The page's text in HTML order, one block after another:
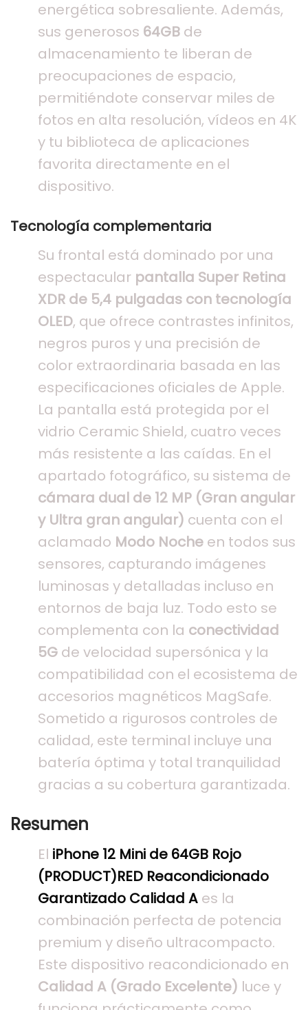
energética sobresaliente. Además,
sus generosos 64GB de
almacenamiento te liberan de
preocupaciones de espacio,
permitiéndote conservar miles de
fotos en alta resolución, vídeos en 4K
y tu biblioteca de aplicaciones
favorita directamente en el
dispositivo.
Tecnología complementaria
Su frontal está dominado por una
espectacular pantalla Super Retina
XDR de 5,4 pulgadas con tecnología
OLED, que ofrece contrastes infinitos,
negros puros y una precisión de
color extraordinaria basada en las
especificaciones oficiales de Apple.
La pantalla está protegida por el
vidrio Ceramic Shield, cuatro veces
más resistente a las caídas. En el
apartado fotográfico, su sistema de
cámara dual de 12 MP (Gran angular
y Ultra gran angular) cuenta con el
aclamado Modo Noche en todos sus
sensores, capturando imágenes
luminosas y detalladas incluso en
entornos de baja luz. Todo esto se
complementa con la conectividad
5G de velocidad supersónica y la
compatibilidad con el ecosistema de
accesorios magnéticos MagSafe.
Sometido a rigurosos controles de
calidad, este terminal incluye una
batería óptima y total tranquilidad
gracias a su cobertura garantizada.
Resumen
El iPhone 12 Mini de 64GB Rojo
(PRODUCT)RED Reacondicionado
Garantizado Calidad A es la
combinación perfecta de potencia
premium y diseño ultracompacto.
Este dispositivo reacondicionado en
Calidad A (Grado Excelente) luce y